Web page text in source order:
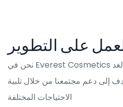
على التطوير
نحن في Everest Cosmetics نعمل على تطوير منتجات الغد
إلى دعم مجتمعنا من خلال تلبية
الاحتياجات المختلفة